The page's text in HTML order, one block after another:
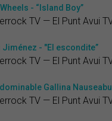
- “Island Boy”
TV — El Punt Avui
Jiménez - "El escondite”
TV — El Punt Avui
Gallina
TV — El Punt Avui